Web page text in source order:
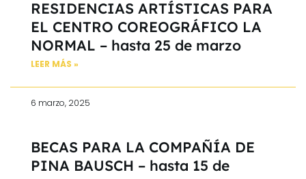
RESIDENCIAS ARTÍSTICAS PARA
EL CENTRO COREOGRÁFICO LA
NORMAL – hasta 25 de marzo
LEER MÁS »
6 marzo, 2025
BECAS PARA LA COMPAÑÍA DE
PINA BAUSCH – hasta 15 de